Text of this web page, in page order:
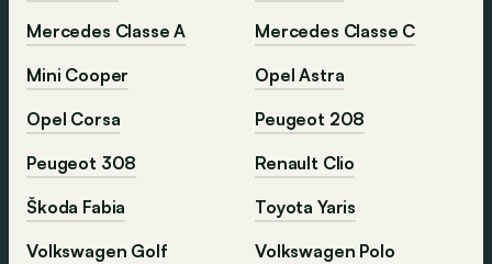
Mercedes Classe A
Mercedes Classe C
Mini Cooper
Opel Astra
Opel Corsa
Peugeot 208
Peugeot 308
Renault Clio
Škoda Fabia
Toyota Yaris
Volkswagen Golf
Volkswagen Polo